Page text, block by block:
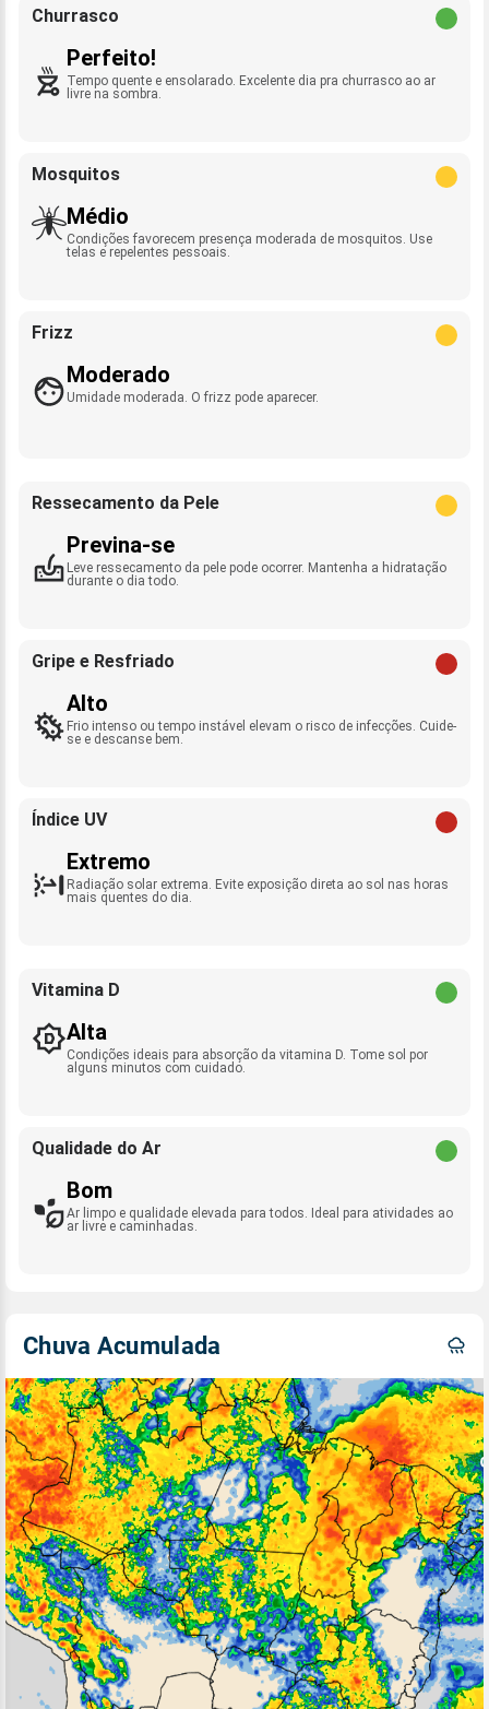
Churrasco
Perfeito!
Tempo quente e ensolarado. Excelente dia pra churrasco ao ar
livre na sombra.
Mosquitos
Médio
Condições favorecem presença moderada de mosquitos. Use
telas e repelentes pessoais.
Frizz
Moderado
Umidade moderada. O frizz pode aparecer.
Ressecamento da Pele
Previna-se
Leve ressecamento da pele pode ocorrer. Mantenha a hidratação
durante o dia todo.
Gripe e Resfriado
Alto
Frio intenso ou tempo instável elevam o risco de infecções. Cuide-
se e descanse bem.
Índice UV
Extremo
Radiação solar extrema. Evite exposição direta ao sol nas horas
mais quentes do dia.
Vitamina D
Alta
Condições ideais para absorção da vitamina D. Tome sol por
alguns minutos com cuidado.
Qualidade do Ar
Bom
Ar limpo e qualidade elevada para todos. Ideal para atividades ao
ar livre e caminhadas.
Chuva Acumulada